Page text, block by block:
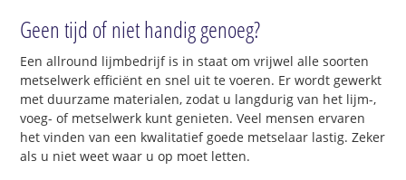
Geen tijd of niet handig genoeg?
Een allround lijmbedrijf is in staat om vrijwel alle soorten
metselwerk efficiënt en snel uit te voeren. Er wordt gewerkt
met duurzame materialen, zodat u langdurig van het lijm-,
voeg- of metselwerk kunt genieten. Veel mensen ervaren
het vinden van een kwalitatief goede metselaar lastig. Zeker
als u niet weet waar u op moet letten.